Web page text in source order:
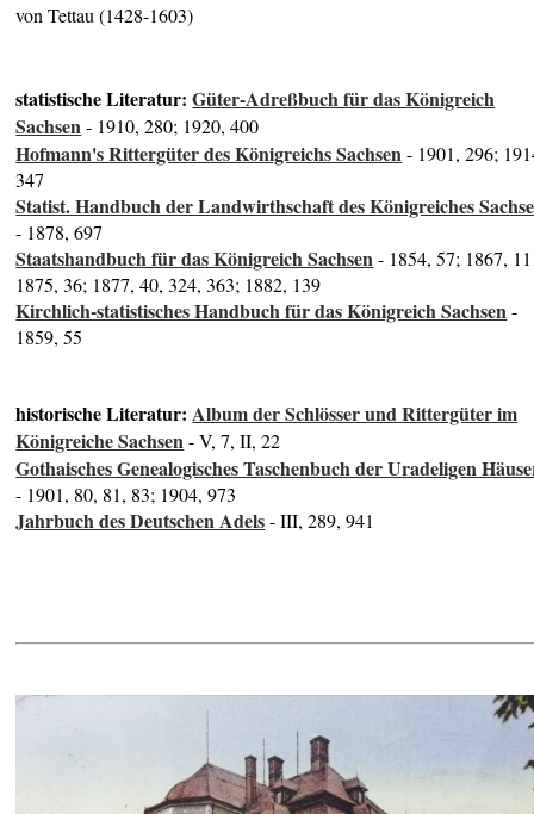
von Tettau (1428-1603)
statistische Literatur:Güter-Adreßbuch für das Königreich
Sachsen- 1910, 280; 1920, 400
Hofmann's Rittergüter des Königreichs Sachsen- 1901, 296;
347
Statist. Handbuch der Landwirthschaft des Königreiches
- 1878, 697
Staatshandbuch für das Königreich Sachsen- 1854, 57; 1867,
1875, 36; 1877, 40, 324, 363; 1882, 139
Kirchlich-statistisches Handbuch für das Königreich Sachsen-
1859, 55
historische Literatur:Album der Schlösser und Rittergüter im
Königreiche Sachsen- V, 7, II, 22
Gothaisches Genealogisches Taschenbuch der Uradeligen
- 1901, 80, 81, 83; 1904, 973
Jahrbuch des Deutschen Adels- III, 289, 941